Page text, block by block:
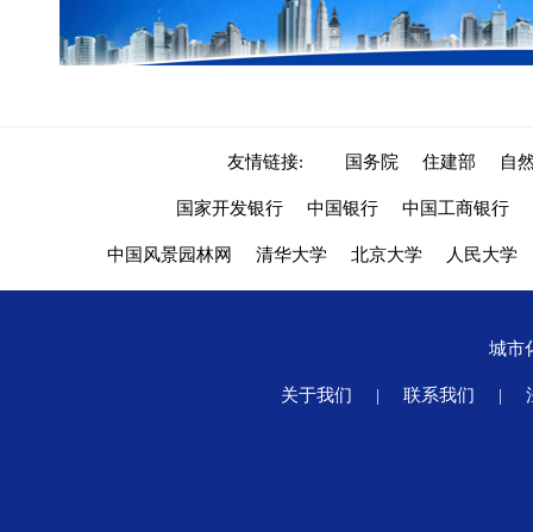
友情链接: 国务院 住建部 自
国家开发银行 中国银行 中国工商银行
中国风景园林网 清华大学 北京大学 人民大学
城市
关于我们 | 联系我们 |